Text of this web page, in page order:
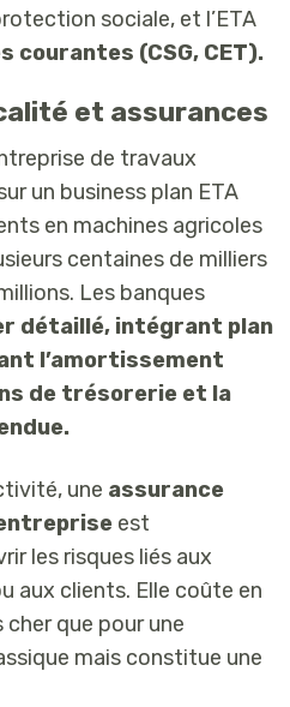
sociale, et l’ETA
courantes (CSG, CET).
et assurances
de travaux
un business plan ETA
en machines agricoles
centaines de milliers
Les banques
détaillé, intégrant plan
l’amortissement
de trésorerie et la
une assurance
est
les risques liés aux
aux clients. Elle coûte en
que pour une
mais constitue une